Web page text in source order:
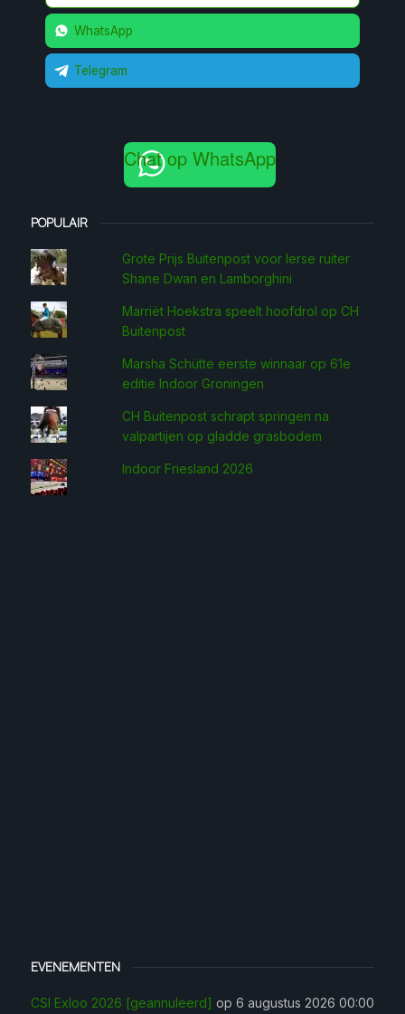
WhatsApp
Telegram
Chat op WhatsApp
POPULAIR
Grote Prijs Buitenpost voor Ierse ruiter
Shane Dwan en Lamborghini
Marriët Hoekstra speelt hoofdrol op CH
Buitenpost
Marsha Schütte eerste win­naar op 61e
editie Indoor Groningen
CH Buitenpost schrapt springen na
valpartijen op gladde grasbodem
Indoor Friesland 2026
EVENEMENTEN
CSI Exloo 2026 [geannuleerd] op 6 augustus 2026 00:00